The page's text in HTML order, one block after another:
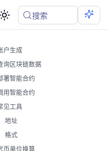
搜索
户生成
询区块链数据
署智能合约
用智能合约
见工具
地址
格式
币单位换算